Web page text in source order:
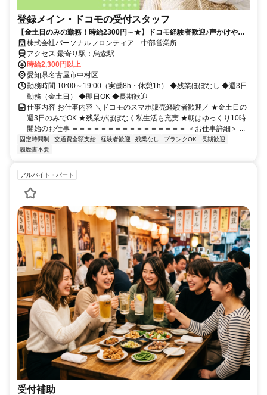
登録メイン・ドコモの受付スタッフ
【金土日のみの勤務！時給2300円～★】ドコモ経験者歓迎♪声かけやク
ロージングはナシ！
株式会社パーソナルフロンティア 中部営業所
アクセス 最寄り駅：烏森駅
時給2,300円以上
愛知県名古屋市中村区
勤務時間 10:00～19:00（実働8h・休憩1h） ◆残業ほぼなし ◆週3日
勤務（金土日） ◆即日OK ◆長期歓迎
仕事内容 お仕事内容 ＼ドコモのスマホ販売経験者歓迎／ ★金土日の
週3日のみでOK ★残業がほぼなく私生活も充実 ★朝はゆっくり10時
開始のお仕事 ＝＝＝＝＝＝＝＝＝＝＝＝＝＝＝＝ ＜お仕事詳細＞ ...
固定時間制 交通費全額支給 経験者歓迎 残業なし ブランクOK
長期歓迎
履歴書不要
アルバイト・パート
受付補助